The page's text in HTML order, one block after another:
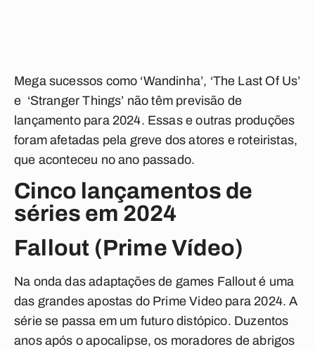
Mega sucessos como ‘Wandinha’, ‘The Last Of Us’
e ‘Stranger Things’ não têm previsão de
lançamento para 2024. Essas e outras produções
foram afetadas pela greve dos atores e roteiristas,
que aconteceu no ano passado.
Cinco lançamentos de
séries em 2024
Fallout (Prime Vídeo)
Na onda das adaptações de games Fallout é uma
das grandes apostas do Prime Video para 2024. A
série se passa em um futuro distópico. Duzentos
anos após o apocalipse, os moradores deabrigos